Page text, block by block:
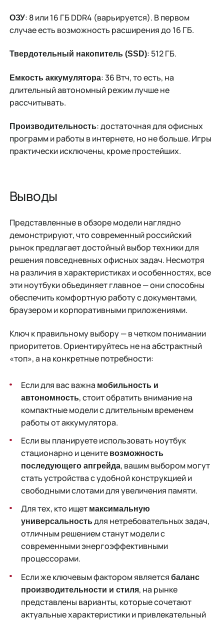
ОЗУ: 8 или 16 ГБ DDR4 (варьируется). В первом
случае есть возможность расширения до 16 ГБ.
Твердотельный накопитель (SSD): 512 ГБ.
Емкость аккумулятора: 36 Втч, то есть, на
длительный автономный режим лучше не
рассчитывать.
Производительность: достаточная для офисных
программ и работы в интернете, но не больше. Игры
практически исключены, кроме простейших.
Выводы
Представленные в обзоре модели наглядно
демонстрируют, что современный российский
рынок предлагает достойный выбор техники для
решения повседневных офисных задач. Несмотря
на различия в характеристиках и особенностях, все
эти ноутбуки объединяет главное — они способны
обеспечить комфортную работу с документами,
браузером и корпоративными приложениями.
Ключ к правильному выбору — в четком понимании
приоритетов. Ориентируйтесь не на абстрактный
«топ», а на конкретные потребности:
Если для вас важна мобильность и
автономность, стоит обратить внимание на
компактные модели с длительным временем
работы от аккумулятора.
Если вы планируете использовать ноутбук
стационарно и цените возможность
последующего апгрейда, вашим выбором могут
стать устройства с удобной конструкцией и
свободными слотами для увеличения памяти.
Для тех, кто ищет максимальную
универсальностьдля нетребовательных задач,
отличным решением станут модели с
современными энергоэффективными
процессорами.
Если же ключевым фактором является баланс
производительности и стиля, на рынке
представлены варианты, которые сочетают
актуальные характеристики и привлекательный